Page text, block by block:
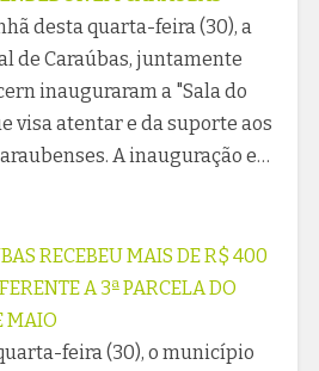
desta quarta-feira (30), a
de Caraúbas, juntamente
inauguraram a "Sala do
visa atentar e da suporte aos
A inauguração e…
RECEBEU MAIS DE R$ 400
A 3ª PARCELA DO
MAIO
feira (30), o município